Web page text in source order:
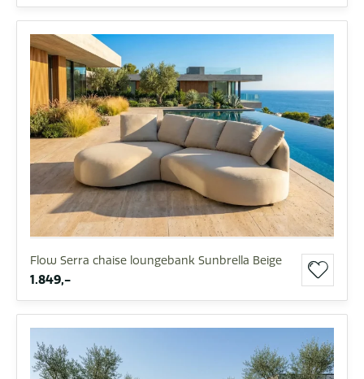
Flow Serra chaise loungebank Sunbrella Beige
1.849,-